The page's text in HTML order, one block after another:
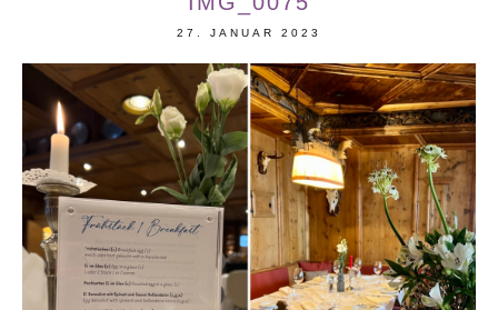
27. JANUAR 2023